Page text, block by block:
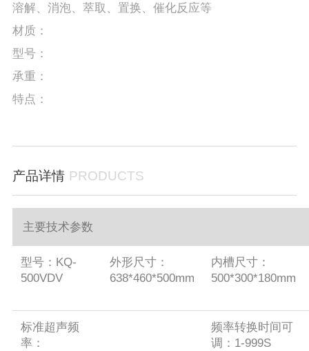
溶解、消泡、萃取、置换、催化反应等
材质：
型号：
承重：
特点：
产品详情 PRODUCTS
主要技术参数
型号：KQ-
500VDV
外形尺寸：
638*460*500mm
内槽尺寸：
500*300*180mm
标准超声频
率：
频率转换时间可
调：1-999S